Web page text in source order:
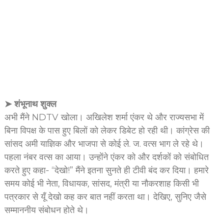
➤ शंभूनाथ शुक्ल
अभी मैंने NDTV खोला। अखिलेश शर्मा एंकर थे और राज्यसभा में
बिना विपक्ष के पास हुए बिलों को लेकर डिबेट हो रही थी। कांग्रेस की
सांसद अमी याज्ञिक और भाजपा से कोई ले. ज. वत्स भाग ले रहे थे।
पहला नंबर वत्स का आया। उन्होंने एंकर को और दर्शकों को संबोधित
करते हुए कहा- “देखो!” मैंने इतना सुनते ही टीवी बंद कर दिया। हमारे
समय कोई भी नेता, विधायक, सांसद, मंत्री या नौकरशाह किसी भी
पत्रकार से यूँ देखो कह कर बात नहीं करता था। देखिए, सुनिए जैसे
सम्माननीय संबोधन होते थे।